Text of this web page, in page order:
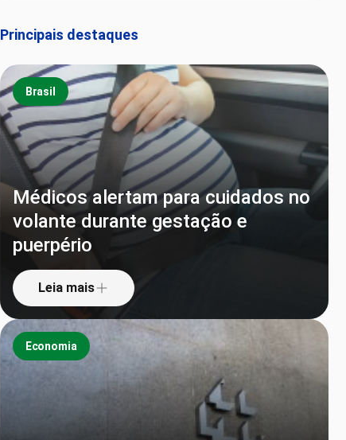
Principais destaques
Brasil
Médicos alertam para cuidados no
volante durante gestação e
puerpério
Leia mais
Economia